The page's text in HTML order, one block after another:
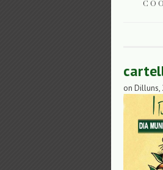
on Dilluns,